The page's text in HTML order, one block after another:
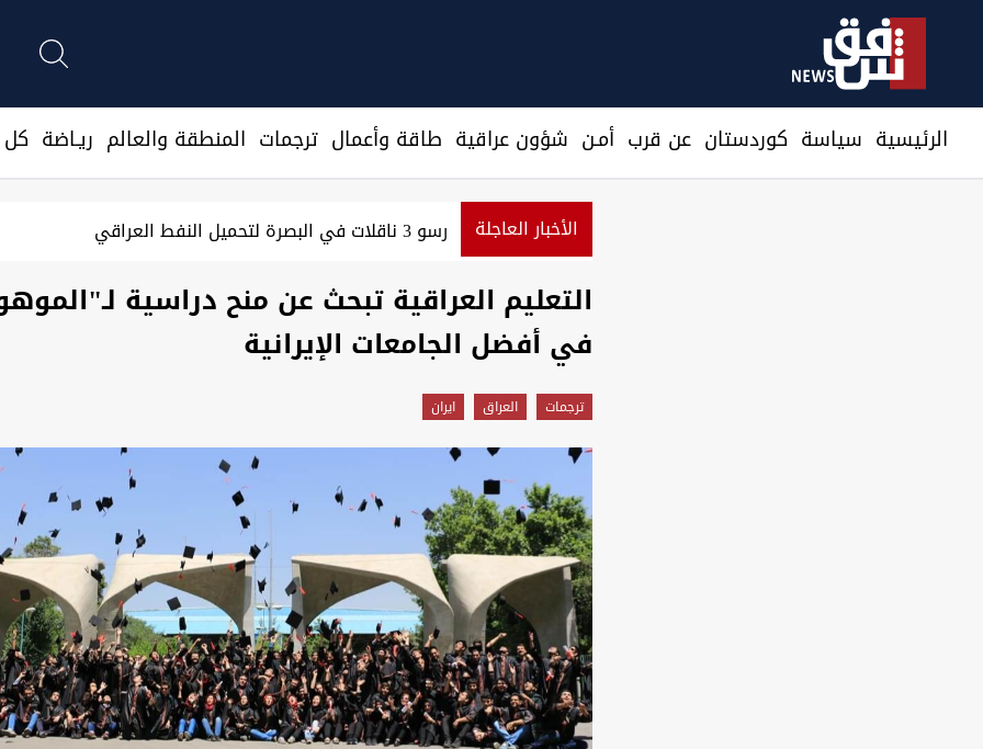
الرئيسية سیاسة كوردستان عن قرب أمـن شؤون عراقية طاقة وأعمال ترجمات المنطقة والعالم ريـاضة كل
الأخبار العاجلة
مسؤول سعودي: نرصد استعدادات من جماعات عراقية لمهاجمتنا
التعليم العراقية تبحث عن منح دراسية
في أفضل الجامعات الإيرانية
ترجمات العراق ايران